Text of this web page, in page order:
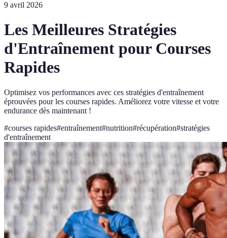
9 avril 2026
Les Meilleures Stratégies
d'Entraînement pour Courses
Rapides
Optimisez vos performances avec ces stratégies d'entraînement
éprouvées pour les courses rapides. Améliorez votre vitesse et votre
endurance dès maintenant !
#courses rapides#entraînement#nutrition#récupération#stratégies
d'entraînement